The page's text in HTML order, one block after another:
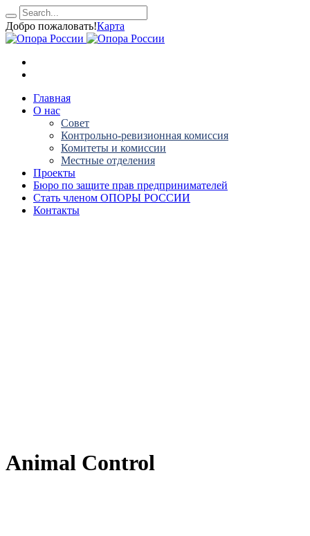
Добро пожаловать!Карта
Главная
О нас
Совет
Контрольно-ревизионная комиссия
Комитеты и комиссии
Местные отделения
Проекты
Бюро по защите прав предпринимателей
Стать членом ОПОРЫ РОССИИ
Контакты
Animal Control